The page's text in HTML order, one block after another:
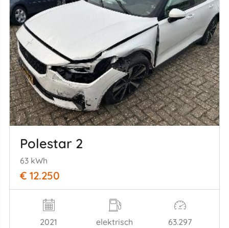
Polestar 2
63 kWh
€ 12.250
2021 elektrisch 63.297